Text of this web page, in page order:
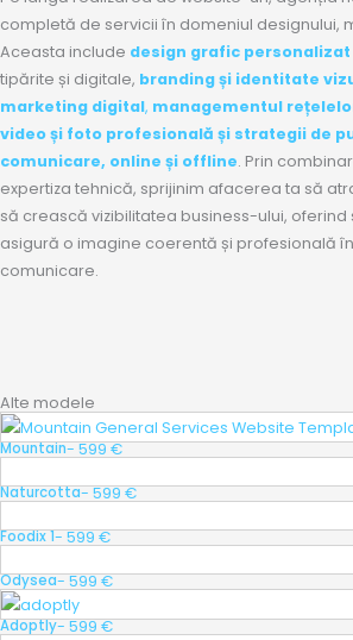
completă de servicii în domeniul designului,
Aceasta include design grafic personalizat
tipărite și digitale, branding și identitate
marketing digital, managementul
video și foto profesională și strategii de
comunicare, online și offline. Prin
expertiza tehnică, sprijinim afacerea ta să
să crească vizibilitatea business-ului,
asigură o imagine coerentă și profesională
comunicare.
Alte modele
Mountain- 599 €
Naturcotta- 599 €
Foodix 1- 599 €
Odysea- 599 €
Adoptly- 599 €